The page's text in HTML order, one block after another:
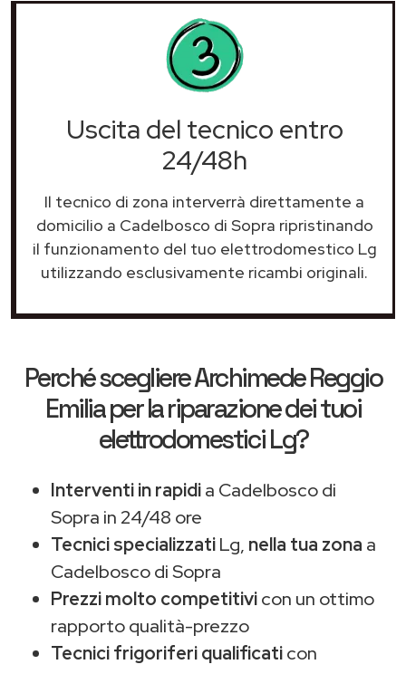
Uscita del tecnico entro
24/48h
Il tecnico di zona interverrà direttamente a
domicilio a Cadelbosco di Sopra ripristinando
il funzionamento del tuo elettrodomestico Lg
utilizzando esclusivamente ricambi originali.
Perché scegliereArchimede Reggio
Emiliaper la riparazione dei tuoi
elettrodomestici Lg?
Interventi in rapidia Cadelbosco di
Sopra in 24/48 ore
Tecnici specializzatiLg, nella tua zona a
Cadelbosco di Sopra
Prezzi molto competitivicon un ottimo
rapporto qualità-prezzo
Tecnici frigoriferi qualificaticon